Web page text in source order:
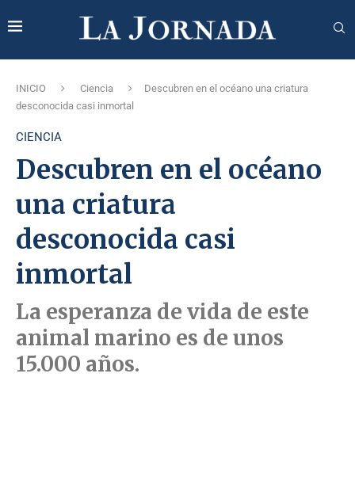
INICIO Ciencia
Descubren en el océano una criatura
desconocida casi inmortal
CIENCIA
Descubren en el océano
una criatura
desconocida casi
inmortal
La esperanza de vida de este
animal marino es de unos
15.000 años.